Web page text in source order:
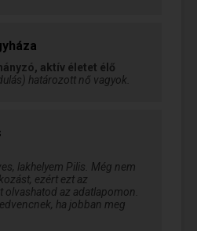
aktív életet élő
határozott nő vagyok.
lakhelyem Pilis. Még nem
ezért ezt az
olvashatod az adatlapomon.
ha jobban meg